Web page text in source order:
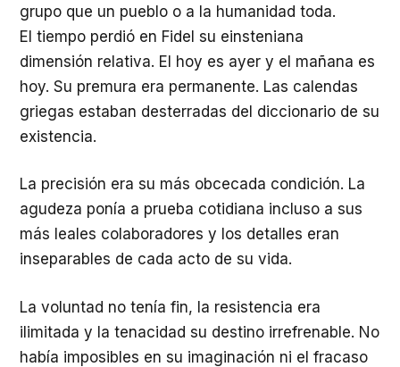
grupo que un pueblo o a la humanidad toda.
El tiempo perdió en Fidel su einsteniana
dimensión relativa. El hoy es ayer y el mañana es
hoy. Su premura era permanente. Las calendas
griegas estaban desterradas del diccionario de su
existencia.
La precisión era su más obcecada condición. La
agudeza ponía a prueba cotidiana incluso a sus
más leales colaboradores y los detalles eran
inseparables de cada acto de su vida.
La voluntad no tenía fin, la resistencia era
ilimitada y la tenacidad su destino irrefrenable. No
había imposibles en su imaginación ni el fracaso